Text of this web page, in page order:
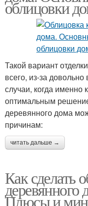
облицовки
Такой вариант
всего, из-за
случаи, когда именно
оптимальным
деревянного дома
причинам:
читать дальше →
Как сделать
деревянного
Плюсы и